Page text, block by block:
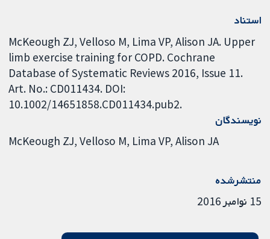
استناد
McKeough ZJ, Velloso M, Lima VP, Alison JA. Upper
limb exercise training for COPD. Cochrane
Database of Systematic Reviews 2016, Issue 11.
Art. No.: CD011434. DOI:
10.1002/14651858.CD011434.pub2.
نویسندگان
McKeough ZJ Velloso M Lima VP Alison JA
منتشرشده
15 نوامبر 2016